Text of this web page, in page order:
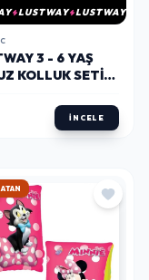
LUSTWAY LUSTWAY
3 - 6 YAŞ
KOLLUK SETI
İNCELE